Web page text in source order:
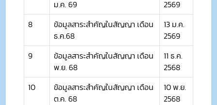
ม.ค. 69
2569
8
ข้อมูลสาระสำคัญในสัญญา เดือน
ธ.ค.68
13 ม.ค.
2569
9
ข้อมูลสาระสำคัญในสัญญา เดือน
พ.ย. 68
11 ธ.ค.
2568
10
ข้อมูลสาระสำคัญในสัญญา เดือน
ต.ค. 68
10 พ.ย.
2568